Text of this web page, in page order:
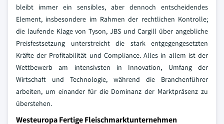
bleibt immer ein sensibles, aber dennoch entscheidendes
Element, insbesondere im Rahmen der rechtlichen Kontrolle;
die laufende Klage von Tyson, JBS und Cargill über angebliche
Preisfestsetzung unterstreicht die stark entgegengesetzten
Kräfte der Profitabilität und Compliance. Alles in allem ist der
Wettbewerb am intensivsten in Innovation, Umfang der
Wirtschaft und Technologie, während die Branchenführer
arbeiten, um einander für die Dominanz der Marktpräsenz zu
überstehen.
Westeuropa Fertige Fleischmarktunternehmen